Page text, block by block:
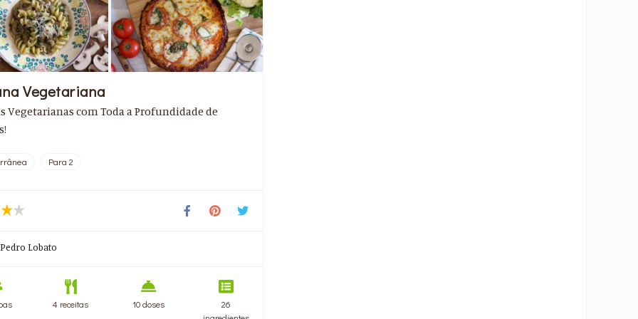
Vegetariana
Vegetarianas com Toda a Profundidade de
Para 2
Pedro Lobato
4 receitas 10 doses
26